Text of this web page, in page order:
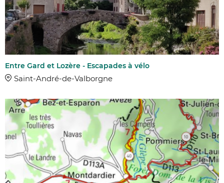
Entre Gard et Lozère - Escapades à vélo
Saint-André-de-Valborgne